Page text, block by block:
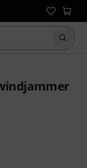
Suche
Kundenbewertungen